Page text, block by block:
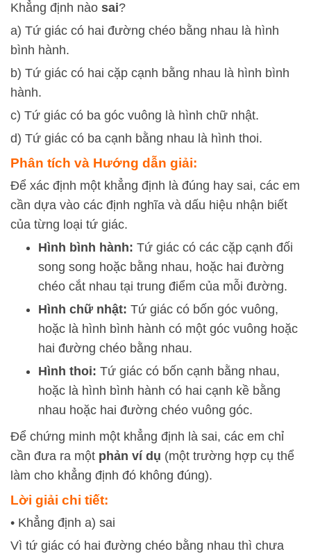
Khẳng định nào sai?
a) Tứ giác có hai đường chéo bằng nhau là hình
bình hành.
b) Tứ giác có hai cặp cạnh bằng nhau là hình bình
hành.
c) Tứ giác có ba góc vuông là hình chữ nhật.
d) Tứ giác có ba cạnh bằng nhau là hình thoi.
Phân tích và Hướng dẫn giải:
Để xác định một khẳng định là đúng hay sai, các em
cần dựa vào các định nghĩa và dấu hiệu nhận biết
của từng loại tứ giác.
Hình bình hành: Tứ giác có các cặp cạnh đối
song song hoặc bằng nhau, hoặc hai đường
chéo cắt nhau tại trung điểm của mỗi đường.
Hình chữ nhật: Tứ giác có bốn góc vuông,
hoặc là hình bình hành có một góc vuông hoặc
hai đường chéo bằng nhau.
Hình thoi: Tứ giác có bốn cạnh bằng nhau,
hoặc là hình bình hành có hai cạnh kề bằng
nhau hoặc hai đường chéo vuông góc.
Để chứng minh một khẳng định là sai, các em chỉ
cần đưa ra một phản ví dụ (một trường hợp cụ thể
làm cho khẳng định đó không đúng).
Lời giải chi tiết:
• Khẳng định a) sai
Vì tứ giác có hai đường chéo bằng nhau thì chưa